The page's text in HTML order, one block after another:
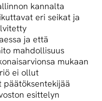
kannalta
eri seikat ja
ja että
mahdollisuus
mukaan
ei ollut
päätöksentekijää
esittelyn